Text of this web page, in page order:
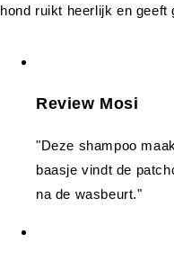
Review Mosi
"Deze shampoo
baasje vindt de
na de wasbeurt."